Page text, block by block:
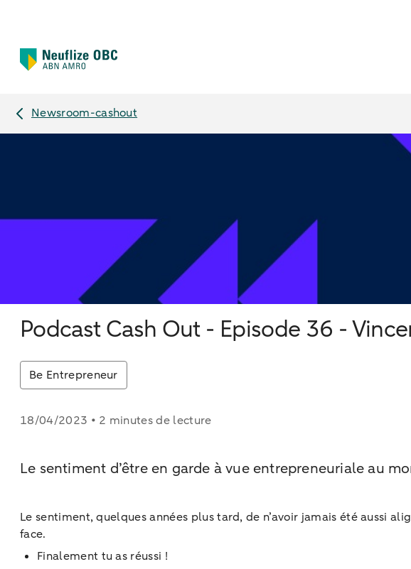
Newsroom-cashout
Podcast Cash Out - Episode 36 -
Be Entrepreneur
18/04/2023 • 2 minutes de lecture
Le sentiment d’être en garde à vue entrepreneuriale au
Le sentiment, quelques années plus tard, de n’avoir jamais été aussi
face.
Finalement tu as réussi !